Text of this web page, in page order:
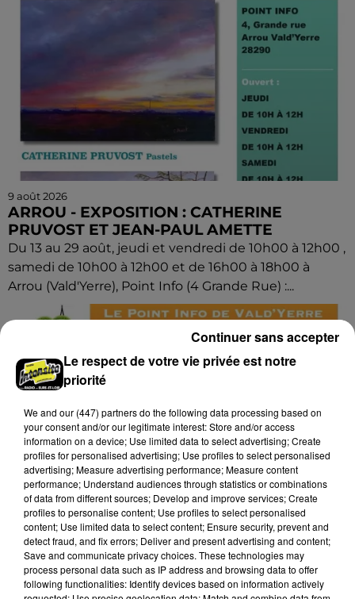
9 août 2026
ARROU - EXPOSITION : CATHERINE
PRUVOST ET JEAN-PAUL AMETTE
Du 13 au 29 août, jeudi et vendredi de 10h00 à 12h00 ,
samedi de 10h00 à 12h00 et de 16h00 à 18h00 à
Arrou (Vald'Yerre), Point Info (4 Grande Rue) :...
9 août 2026
ARROU - EXPOSITION : CATHERINE
Le respect de votre vie privée est notre
priorité
We and our (447) partnersdo the following data processing based on
your consent and/or our legitimate interest: Store and/or access
information on a device; Use limited data to select advertising; Create
profiles for personalised advertising; Use profiles to select personalised
advertising; Measure advertising performance; Measure content
performance; Understand audiences through statistics or combinations
of data from different sources; Develop and improve services; Create
profiles to personalise content; Use profiles to select personalised
content; Use limited data to select content; Ensure security, prevent and
detect fraud, and fix errors; Deliver and present advertising and content;
Save and communicate privacy choices. These technologies may
process personal data such as IP address and browsing data to offer
following functionalities: Identify devices based on information actively
Continuer sans accepter